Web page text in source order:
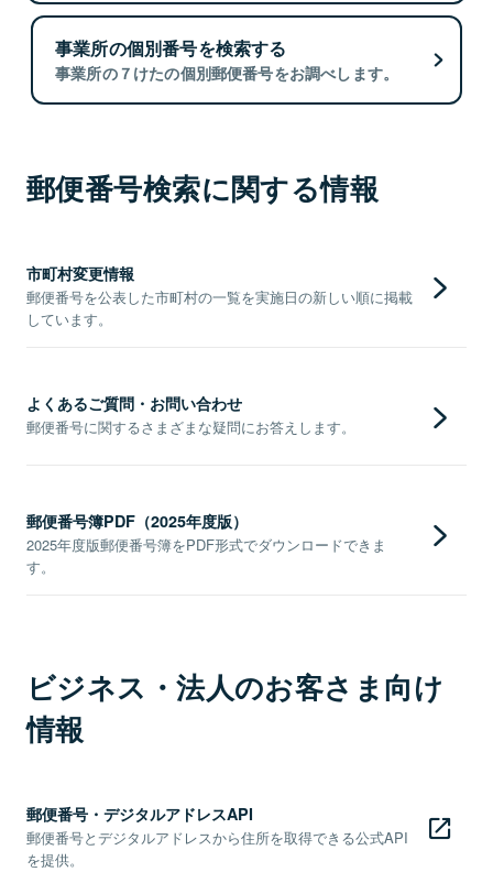
事業所の個別番号を検索する
事業所の７けたの個別郵便番号をお調べします。
郵便番号検索に関する情報
市町村変更情報
郵便番号を公表した市町村の一覧を実施日の新しい順に掲載
しています。
よくあるご質問・お問い合わせ
郵便番号に関するさまざまな疑問にお答えします。
郵便番号簿PDF（2025年度版）
2025年度版郵便番号簿をPDF形式でダウンロードできま
す。
ビジネス・法人のお客さま向け
情報
郵便番号・デジタルアドレスAPI
郵便番号とデジタルアドレスから住所を取得できる公式API
を提供。